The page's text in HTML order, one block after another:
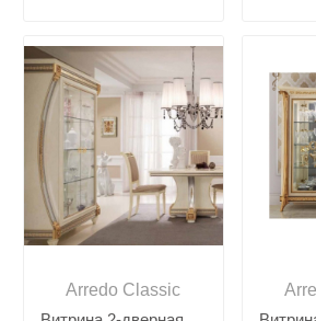
Arredo Classic